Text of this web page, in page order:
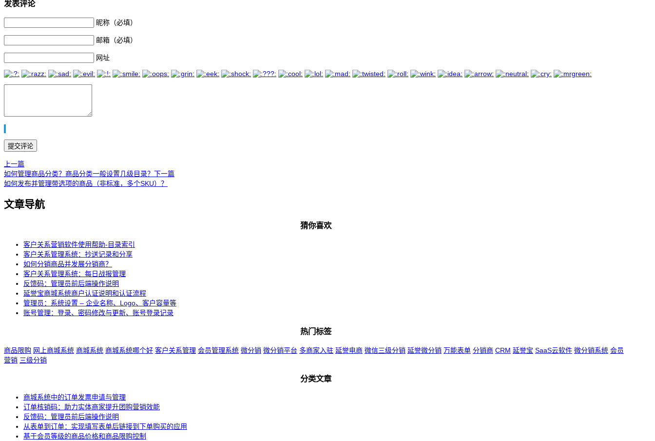
发表评论
昵称（必填）
邮箱（必填）
网址
上一篇
如何管理商品分类？商品分类一般设置几级目录？ 下一篇
如何发布并管理带选项的商品（非标准，多个SKU）？
文章导航
猜你喜欢
客户关系营销软件使用帮助-目录索引
客户关系管理系统：抄送记录和分享
如何分销商品并发展分销商？
客户关系管理系统：每日战报管理
反馈码：管理员前后端操作说明
延誉宝商城系统商户认证说明和认证流程
管理员：系统设置 – 企业名称、Logo、客户容量等
账号管理：登录、密码修改与更新、账号登录记录
热门标签
商品限购 网上商城系统 商城系统 商城系统哪个好 客户关系管理 会员管理系统 微分销 微分销平台 多商家入驻 延誉电商 微信三级分销 延誉微分销 万能表单 分销商 CRM 延誉宝 SaaS云软件 微分销系统 会员
营销 三级分销
分类文章
商城系统中的订单发票申请与管理
订单核销码：助力实体商家提升团购营销效能
反馈码：管理员前后端操作说明
从表单到订单：实现填写表单后链接到下单购买的应用
基于会员等级的商品价格和商品限购控制